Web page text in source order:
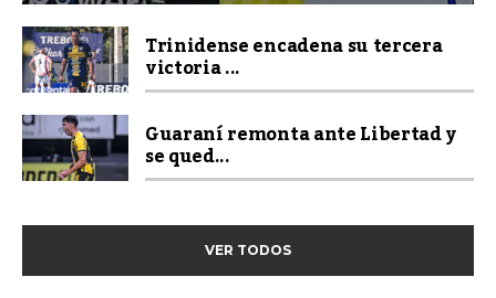
Trinidense encadena su tercera
victoria ...
Guaraní remonta ante Libertad y
se qued...
VER TODOS